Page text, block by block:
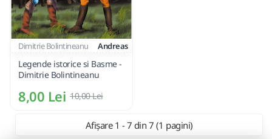
Dimitrie Bolintineanu Andreas
Legende istorice si Basme -
Dimitrie Bolintineanu
8,00 Lei 10,00 Lei
Afișare 1 - 7 din 7 (1 pagini)